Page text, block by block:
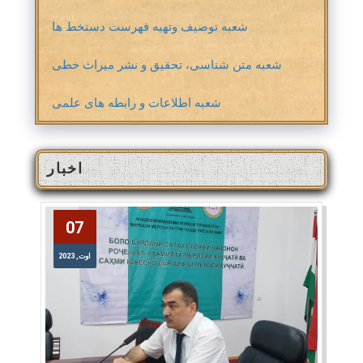
شعبه توصیف وتهیه فهرست دستخط ها
شعبه متن شناسی، تحقیق و نشر میراث خطی
شعبه اطلاعات و رابطه های علمی
اخبار
07
اوت, 2023
07
اوت, 2023